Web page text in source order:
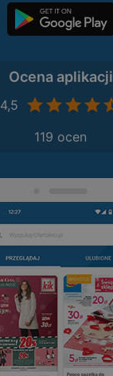
Ocena aplikacji
4,5
119 ocen